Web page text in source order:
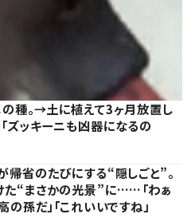
種。→土に植えて3ヶ月放置し
ズッキーニも凶器になるの
省のたびにする“隠しごと”。
た“まさかの光景”に……「わぁ
の孫だ」「これいいですね」